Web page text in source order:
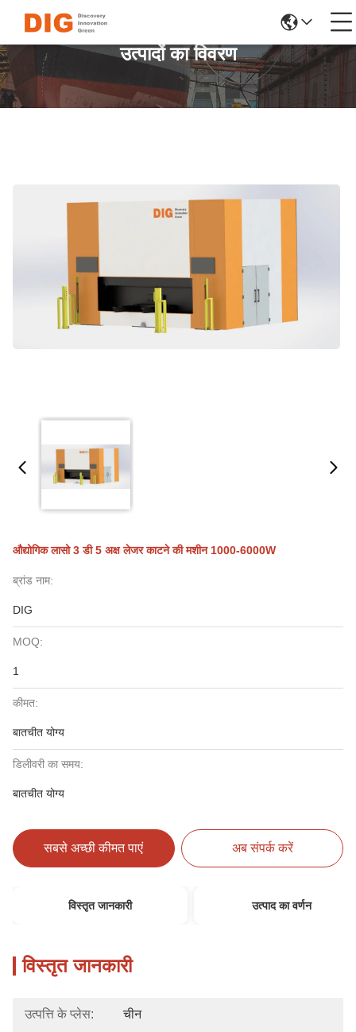
उत्पादों का विवरण
औद्योगिक लासो 3 डी 5 अक्ष लेजर काटने की मशीन 1000-6000W
ब्रांड नाम:
DIG
MOQ:
1
कीमत:
बातचीत योग्य
डिलीवरी का समय:
बातचीत योग्य
सबसे अच्छी कीमत पाएं अब संपर्क करें
विस्तृत जानकारी उत्पाद का वर्णन
विस्तृत जानकारी
उत्पत्ति के प्लेस: चीन